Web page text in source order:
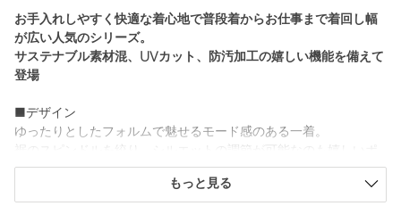
お手入れしやすく快適な着心地で普段着からお仕事まで着回し幅
が広い人気のシリーズ。
サステナブル素材混、UVカット、防汚加工の嬉しい機能を備えて
登場
■デザイン
ゆったりとしたフォルムで魅せるモード感のある一着。
イント。
シンプルなデザインでアレンジ力が高く、Tシャツ感覚で着用いた
もっと見る